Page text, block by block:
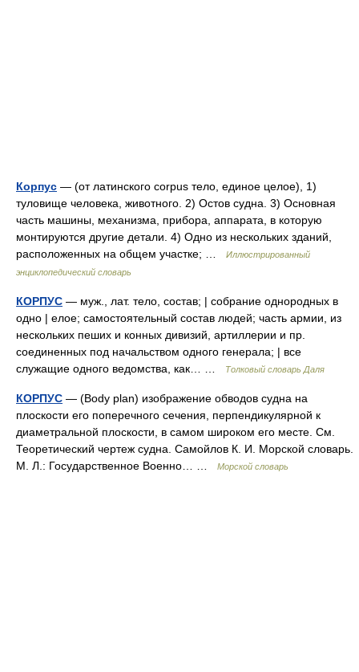
Корпус — (от латинского corpus тело, единое целое), 1)
туловище человека, животного. 2) Остов судна. 3) Основная
часть машины, механизма, прибора, аппарата, в которую
монтируются другие детали. 4) Одно из нескольких зданий,
расположенных на общем участке; …
Иллюстрированный
энциклопедический словарь
КОРПУС — муж., лат. тело, состав; | собрание однородных в
одно | елое; самостоятельный состав людей; часть армии, из
нескольких пеших и конных дивизий, артиллерии и пр.
соединенных под начальством одного генерала; | все
служащие одного ведомства, как… …
Толковый словарь Даля
КОРПУС — (Body plan) изображение обводов судна на
плоскости его поперечного сечения, перпендикулярной к
диаметральной плоскости, в самом широком его месте. См.
Теоретический чертеж судна. Самойлов К. И. Морской словарь.
М. Л.: Государственное Военно… …
Морской словарь